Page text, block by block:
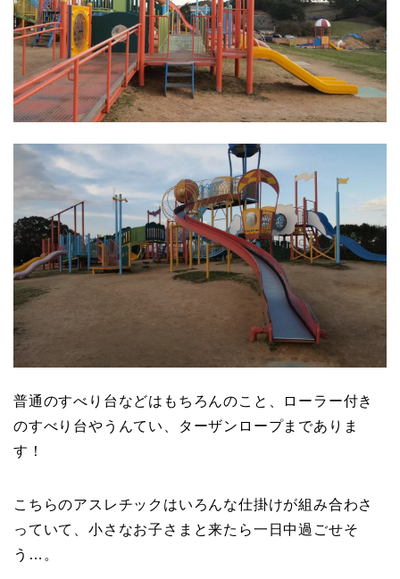
普通のすべり台などはもちろんのこと、ローラー付き
のすべり台やうんてい、ターザンロープまでありま
す！
こちらのアスレチックはいろんな仕掛けが組み合わさ
っていて、小さなお子さまと来たら一日中過ごせそ
う…。